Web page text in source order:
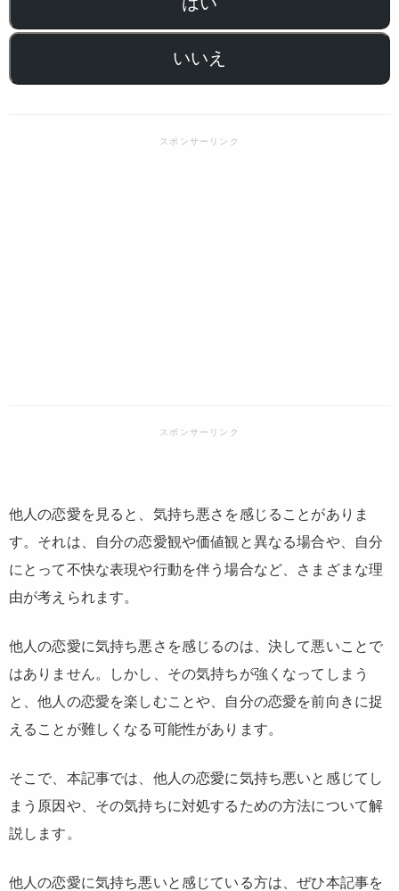
いいえ
他人の恋愛を見ると、気持ち悪さを感じることがありま
す。それは、自分の恋愛観や価値観と異なる場合や、自分
にとって不快な表現や行動を伴う場合など、さまざまな理
由が考えられます。
他人の恋愛に気持ち悪さを感じるのは、決して悪いことで
はありません。しかし、その気持ちが強くなってしまう
と、他人の恋愛を楽しむことや、自分の恋愛を前向きに捉
えることが難しくなる可能性があります。
そこで、本記事では、他人の恋愛に気持ち悪いと感じてし
まう原因や、その気持ちに対処するための方法について解
説します。
他人の恋愛に気持ち悪いと感じている方は、ぜひ本記事を